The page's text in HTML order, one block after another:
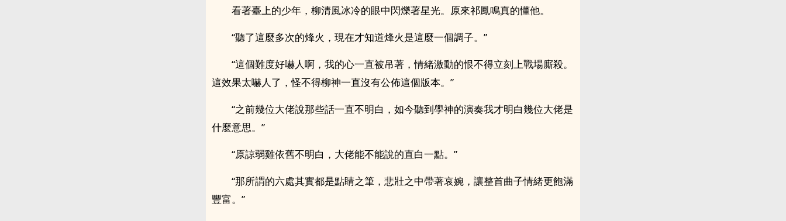
看著臺上的少年，柳清風冰冷的眼中閃爍著星光。原來祁鳳鳴真的懂他。
“聽了這麼多次的烽火，現在才知道烽火是這麼一個調子。”
“這個難度好嚇人啊，我的心一直被吊著，情緒激動的恨不得立刻上戰場廝殺。
這效果太嚇人了，怪不得柳神一直沒有公佈這個版本。”
“之前幾位大佬說那些話一直不明白，如今聽到學神的演奏我才明白幾位大佬是
什麼意思。”
“原諒弱雞依舊不明白，大佬能不能說的直白一點。”
“那所謂的六處其實都是點睛之筆，悲壯之中帶著哀婉，讓整首曲子情緒更飽滿
豐富。”